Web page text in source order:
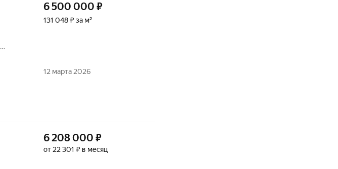
6 500 000 ₽
131 048 ₽ за м²
12 марта 2026
6 208 000 ₽
от 22 301 ₽ в месяц